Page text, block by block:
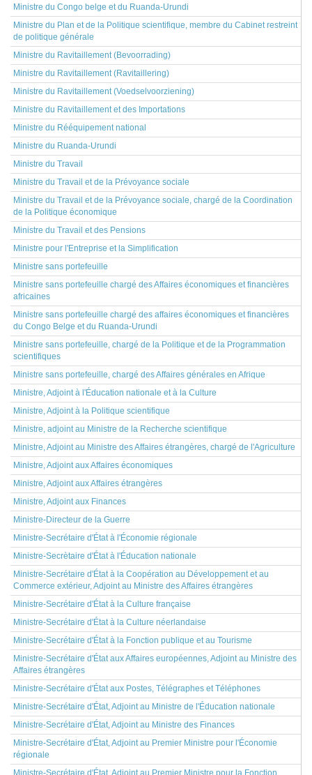
Ministre du Congo belge et du Ruanda-Urundi
Ministre du Plan et de la Politique scientifique, membre du Cabinet restreint
de politique générale
Ministre du Ravitaillement (Bevoorrading)
Ministre du Ravitaillement (Ravitaillering)
Ministre du Ravitaillement (Voedselvoorziening)
Ministre du Ravitaillement et des Importations
Ministre du Rééquipement national
Ministre du Ruanda-Urundi
Ministre du Travail
Ministre du Travail et de la Prévoyance sociale
Ministre du Travail et de la Prévoyance sociale, chargé de la Coordination
de la Politique économique
Ministre du Travail et des Pensions
Ministre pour l'Entreprise et la Simplification
Ministre sans portefeuille
Ministre sans portefeuille chargé des Affaires économiques et financières
africaines
Ministre sans portefeuille chargé des affaires économiques et financières
du Congo Belge et du Ruanda-Urundi
Ministre sans portefeuille, chargé de la Politique et de la Programmation
scientifiques
Ministre sans portefeuille, chargé des Affaires générales en Afrique
Ministre, Adjoint à l'Éducation nationale et à la Culture
Ministre, Adjoint à la Politique scientifique
Ministre, adjoint au Ministre de la Recherche scientifique
Ministre, Adjoint au Ministre des Affaires étrangères, chargé de l'Agriculture
Ministre, Adjoint aux Affaires économiques
Ministre, Adjoint aux Affaires étrangères
Ministre, Adjoint aux Finances
Ministre-Directeur de la Guerre
Ministre-Secrétaire d'État à l'Économie régionale
Ministre-Secrètaire d'État à l'Éducation nationale
Ministre-Secrétaire d'État à la Coopération au Développement et au
Commerce extérieur, Adjoint au Ministre des Affaires étrangères
Ministre-Secrétaire d'État à la Culture française
Ministre-Secrétaire d'État à la Culture néerlandaise
Ministre-Secrétaire d'État à la Fonction publique et au Tourisme
Ministre-Secrétaire d'État aux Affaires européennes, Adjoint au Ministre des
Affaires étrangères
Ministre-Secrétaire d'État aux Postes, Télégraphes et Téléphones
Ministre-Secrétaire d'État, Adjoint au Ministre de l'Éducation nationale
Ministre-Secrétaire d'État, Adjoint au Ministre des Finances
Ministre-Secrétaire d'État, Adjoint au Premier Ministre pour l'Économie
régionale
Ministre-Secrétaire d'État, Adjoint au Premier Ministre pour la Fonction